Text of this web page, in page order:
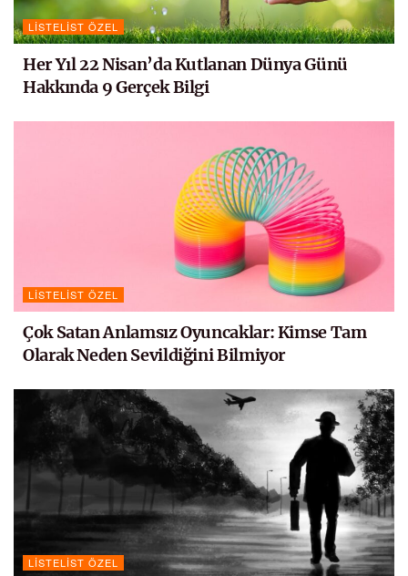
LISTELIST ÖZEL
Her Yıl 22 Nisan’da Kutlanan Dünya Günü
Hakkında 9 Gerçek Bilgi
LISTELIST ÖZEL
Çok Satan Anlamsız Oyuncaklar: Kimse Tam
Olarak Neden Sevildiğini Bilmiyor
LISTELIST ÖZEL